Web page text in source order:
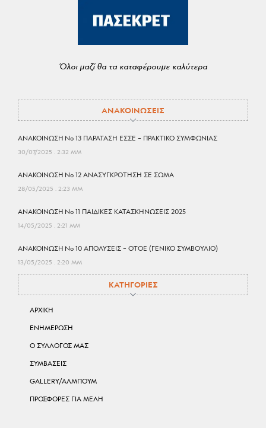
Όλοι μαζί θα τα καταφέρουμε καλύτερα
ΑΝΑΚΟΙΝΩΣΕΙΣ
ΑΝΑΚΟΙΝΩΣΗ No 13 ΠΑΡΑΤΑΣΗ ΕΣΣΕ – ΠΡΑΚΤΙΚΟ ΣΥΜΦΩΝΙΑΣ
30/07/2025 2:32 ΜΜ
ΑΝΑΚΟΙΝΩΣΗ No 12 ΑΝΑΣΥΓΚΡΟΤΗΣΗ ΣΕ ΣΩΜΑ
28/05/2025 2:23 ΜΜ
ΑΝΑΚΟΙΝΩΣΗ No 11 ΠΑΙΔΙΚΕΣ ΚΑΤΑΣΚΗΝΩΣΕΙΣ 2025
14/05/2025 2:21 ΜΜ
ΑΝΑΚΟΙΝΩΣΗ No 10 ΑΠΟΛΥΣΕΙΣ – ΟΤΟΕ (ΓΕΝΙΚΟ ΣΥΜΒΟΥΛΙΟ)
13/05/2025 2:20 ΜΜ
ΚΑΤΗΓΟΡΙΕΣ
ΑΡΧΙΚΗ
ΕΝΗΜΕΡΩΣΗ
Ο ΣΥΛΛΟΓΟΣ ΜΑΣ
ΣΥΜΒΑΣΕΙΣ
GALLERY/ΑΛΜΠΟΥΜ
ΠΡΟΣΦΟΡΕΣ ΓΙΑ ΜΕΛΗ